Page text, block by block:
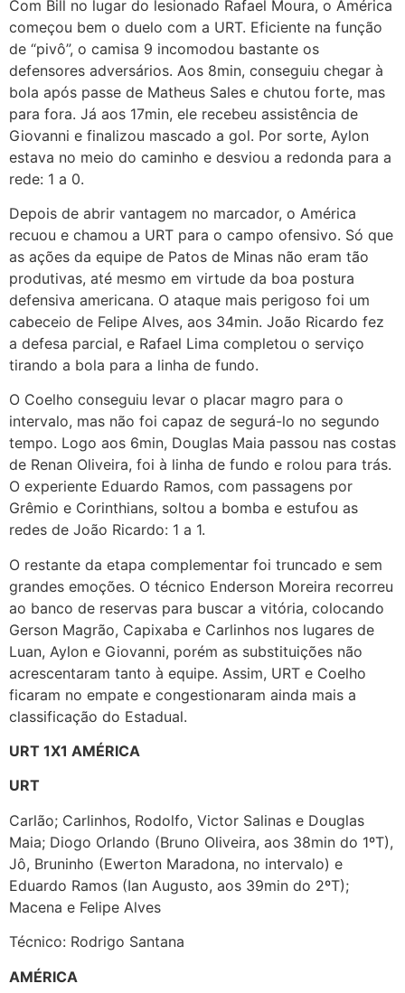
Com Bill no lugar do lesionado Rafael Moura, o América
começou bem o duelo com a URT. Eficiente na função
de “pivô”, o camisa 9 incomodou bastante os
defensores adversários. Aos 8min, conseguiu chegar à
bola após passe de Matheus Sales e chutou forte, mas
para fora. Já aos 17min, ele recebeu assistência de
Giovanni e finalizou mascado a gol. Por sorte, Aylon
estava no meio do caminho e desviou a redonda para a
rede: 1 a 0.
Depois de abrir vantagem no marcador, o América
recuou e chamou a URT para o campo ofensivo. Só que
as ações da equipe de Patos de Minas não eram tão
produtivas, até mesmo em virtude da boa postura
defensiva americana. O ataque mais perigoso foi um
cabeceio de Felipe Alves, aos 34min. João Ricardo fez
a defesa parcial, e Rafael Lima completou o serviço
tirando a bola para a linha de fundo.
O Coelho conseguiu levar o placar magro para o
intervalo, mas não foi capaz de segurá-lo no segundo
tempo. Logo aos 6min, Douglas Maia passou nas costas
de Renan Oliveira, foi à linha de fundo e rolou para trás.
O experiente Eduardo Ramos, com passagens por
Grêmio e Corinthians, soltou a bomba e estufou as
redes de João Ricardo: 1 a 1.
O restante da etapa complementar foi truncado e sem
grandes emoções. O técnico Enderson Moreira recorreu
ao banco de reservas para buscar a vitória, colocando
Gerson Magrão, Capixaba e Carlinhos nos lugares de
Luan, Aylon e Giovanni, porém as substituições não
acrescentaram tanto à equipe. Assim, URT e Coelho
ficaram no empate e congestionaram ainda mais a
classificação do Estadual.
URT 1X1 AMÉRICA
URT
Carlão; Carlinhos, Rodolfo, Victor Salinas e Douglas
Maia; Diogo Orlando (Bruno Oliveira, aos 38min do 1ºT),
Jô, Bruninho (Ewerton Maradona, no intervalo) e
Eduardo Ramos (Ian Augusto, aos 39min do 2ºT);
Macena e Felipe Alves
Técnico: Rodrigo Santana
AMÉRICA